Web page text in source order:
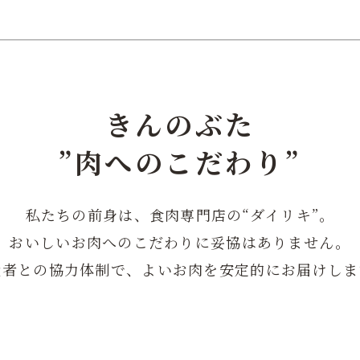
きんのぶた
”肉へのこだわり”
私たちの前身は、食肉専門店の“ダイリキ”。
おいしいお肉へのこだわりに妥協はありません。
との協力体制で、
よいお肉を安定的にお届けし